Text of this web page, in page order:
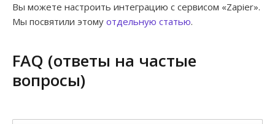
Вы можете настроить интеграцию с сервисом «Zapier».
Мы посвятили этому отдельную статью.
FAQ (ответы на частые
вопросы)